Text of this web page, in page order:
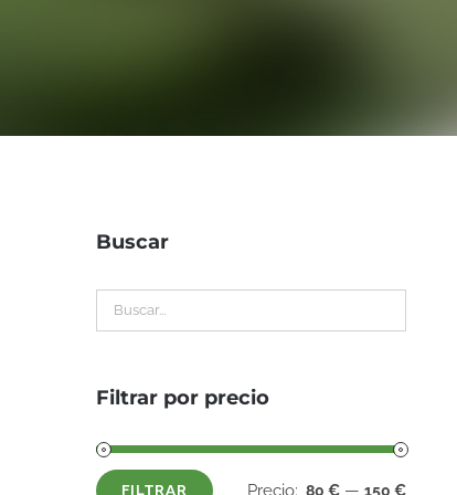
Buscar
Filtrar por precio
FILTRAR Precio: 80 €— 150 €